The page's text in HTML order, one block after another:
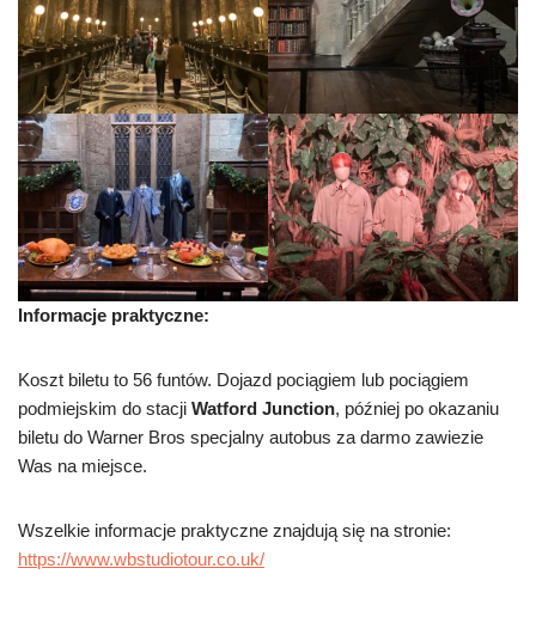
Informacje praktyczne:
Koszt biletu to 56 funtów. Dojazd pociągiem lub pociągiem
podmiejskim do stacji Watford Junction, później po okazaniu
biletu do Warner Bros specjalny autobus za darmo zawiezie
Was na miejsce.
Wszelkie informacje praktyczne znajdują się na stronie:
https://www.wbstudiotour.co.uk/